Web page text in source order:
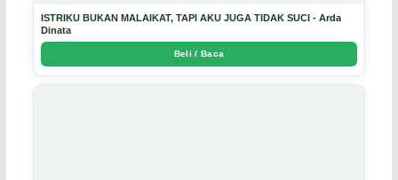
ISTRIKU BUKAN MALAIKAT, TAPI AKU JUGA TIDAK SUCI - Arda
Dinata
Beli / Baca